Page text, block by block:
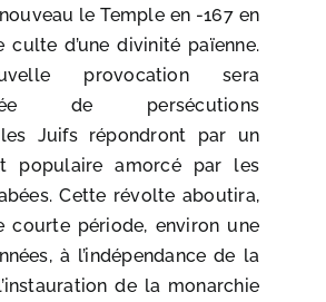
le Temple en -167 en
culte d’une divinité païenne.
provocation sera
de persécutions
Juifs répondront par un
populaire amorcé par les
Cette révolte aboutira,
courte période, environ une
à l’indépendance de la
de la monarchie